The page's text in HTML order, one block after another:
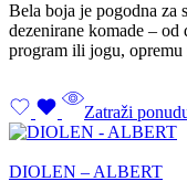
Bela boja je pogodna za
dezenirane komade –
program ili jogu, opremu
Zatraži
DIOLEN – ALBERT